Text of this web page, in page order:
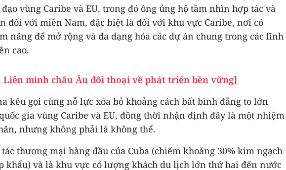
vùng Caribe và EU, trong đó ông ủng hộ tầm nhìn hợp tác và
đối với miền Nam, đặc biệt là đối với khu vực Caribe, nơi có
năng để mở rộng và đa dạng hóa các dự án chung trong các lĩnh
cao.
Liên minh châu Âu đối thoại về phát triển bền vững]
kêu gọi cùng nỗ lực xóa bỏ khoảng cách bất bình đẳng to lớn
gia vùng Caribe và EU, đồng thời nhận định đây là một nhiệm
nhưng không phải là không thể.
thương mại hàng đầu của Cuba (chiếm khoảng 30% kim ngạch
khẩu) và là khu vực có lượng khách du lịch lớn thứ hai đến nước